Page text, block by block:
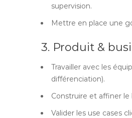
supervision.
Mettre en place une
3. Produit &
Travailler avec les
différenciation).
Construire et affiner le
Valider les use cases